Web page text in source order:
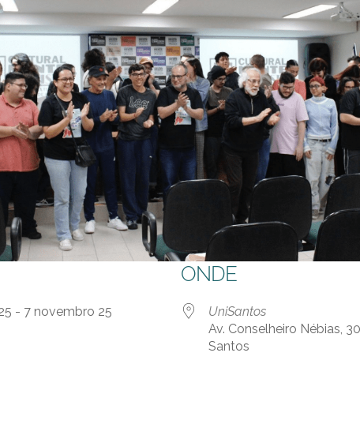
- 7 novembro 25
ONDE
UniSantos
Av. Conselheiro Nébias,
Santos